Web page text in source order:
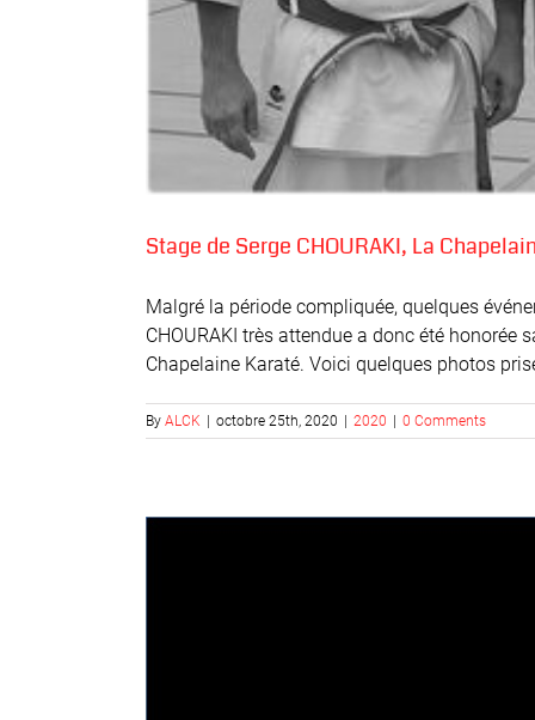
Stage de Serge CHOURAKI, La
Malgré la période compliquée, quelques
CHOURAKI très attendue a donc été
Chapelaine Karaté. Voici quelques photos
By ALCK | octobre 25th, 2020 | 2020 | 0 Comments